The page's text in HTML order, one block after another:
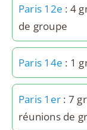
Paris 12e : 4
de groupe
Paris 14e : 1
Paris 1er : 7
réunions de